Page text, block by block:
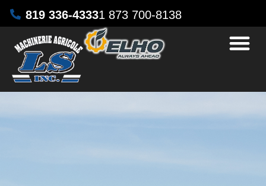
819 336-43331 873 700-8138